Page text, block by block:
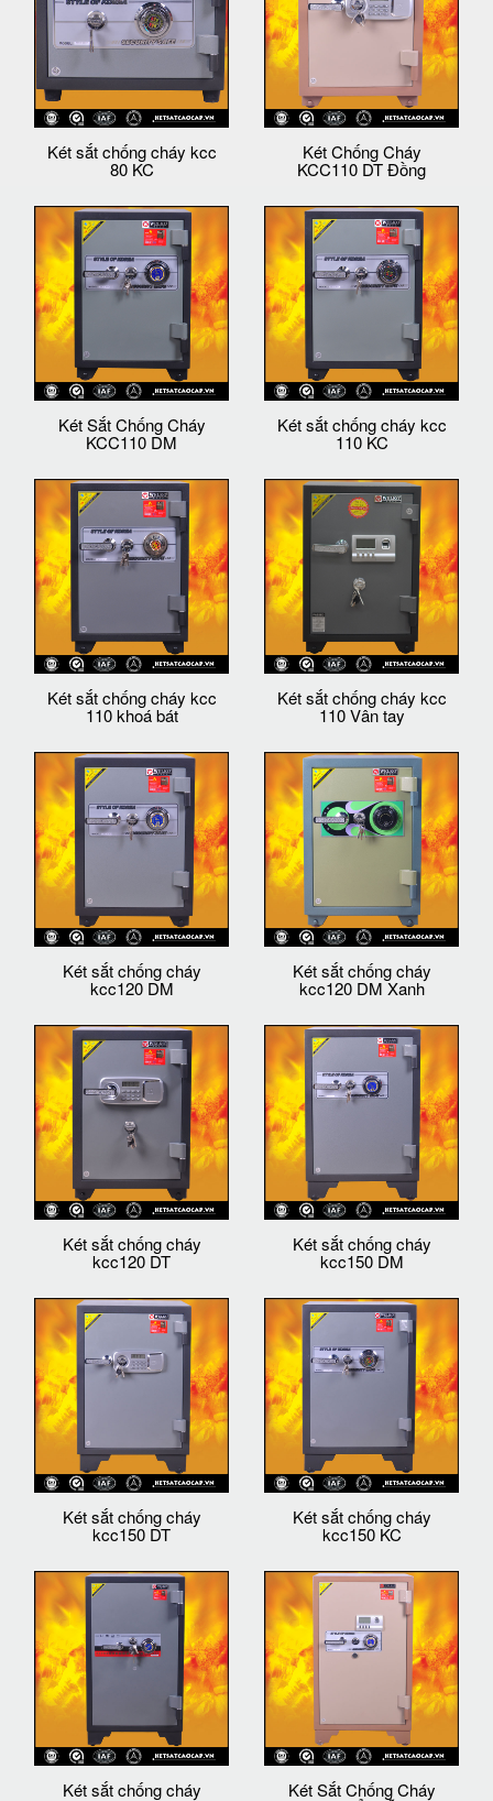
Két sắt chống cháy kcc
80 KC
Két Chống Cháy
KCC110 DT Đồng
Két Sắt Chống Cháy
KCC110 DM
Két sắt chống cháy kcc
110 KC
Két sắt chống cháy kcc
110 khoá bát
Két sắt chống cháy kcc
110 Vân tay
Két sắt chống cháy
kcc120 DM
Két sắt chống cháy
kcc120 DM Xanh
Két sắt chống cháy
kcc120 DT
Két sắt chống cháy
kcc150 DM
Két sắt chống cháy
kcc150 DT
Két sắt chống cháy
kcc150 KC
Két sắt chống cháy Két Sắt Chống Cháy